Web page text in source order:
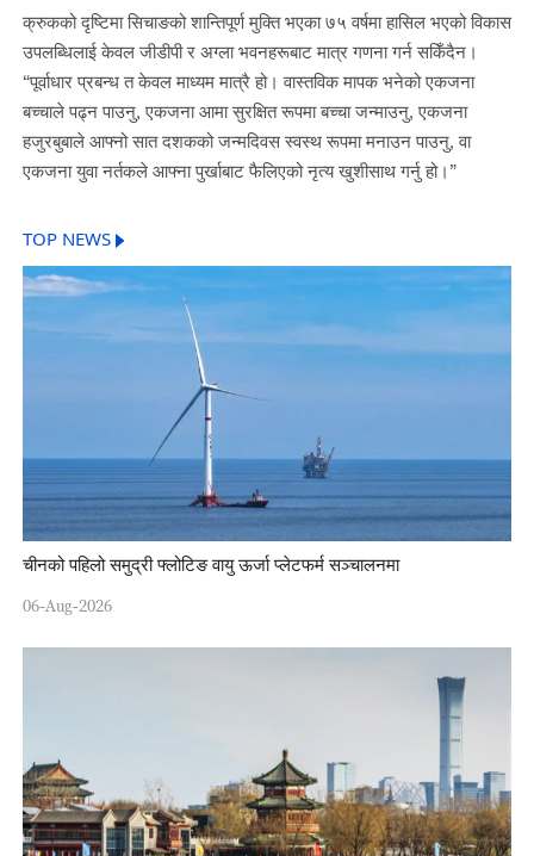
क्रुकको दृष्टिमा सिचाङको शान्तिपूर्ण मुक्ति भएका ७५ वर्षमा हासिल भएको विकास
उपलब्धिलाई केवल जीडीपी र अग्ला भवनहरूबाट मात्र गणना गर्न सकिँदैन।
“पूर्वाधार प्रबन्ध त केवल माध्यम मात्रै हो। वास्तविक मापक भनेको एकजना
बच्चाले पढ्न पाउनु, एकजना आमा सुरक्षित रूपमा बच्चा जन्माउनु, एकजना
हजुरबुबाले आफ्नो सात दशकको जन्मदिवस स्वस्थ रूपमा मनाउन पाउनु, वा
एकजना युवा नर्तकले आफ्ना पुर्खाबाट फैलिएको नृत्य खुशीसाथ गर्नु हो।”
TOP NEWS
चीनको पहिलो समुद्री फ्लोटिङ वायु ऊर्जा प्लेटफर्म सञ्चालनमा
06-Aug-2026